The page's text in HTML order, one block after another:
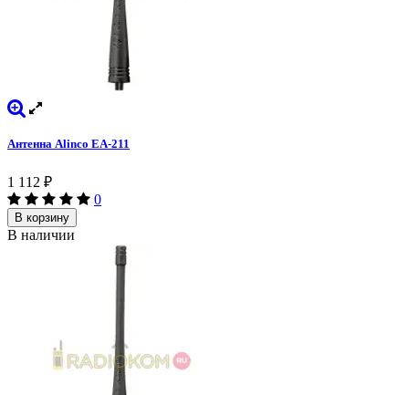
Антенна Alinco EA-211
1 112 ₽
0
В корзину
В наличии